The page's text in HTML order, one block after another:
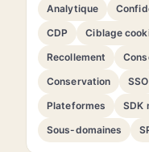
Analytique
CDP
Ciblage
Recollement
Conservation
SSO
Plateformes
SDK
Sous-domaines